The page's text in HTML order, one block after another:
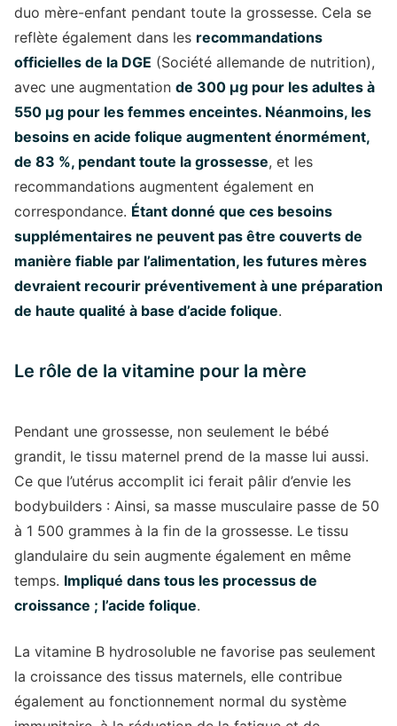
duo mère-enfant pendant toute la grossesse. Cela se
reflète également dans les recommandations
officielles de la DGE (Société allemande de nutrition),
avec une augmentation de 300 µg pour les adultes à
550 µg pour les femmes enceintes. Néanmoins, les
besoins en acide folique augmentent énormément,
de 83 %, pendant toute la grossesse, et les
recommandations augmentent également en
correspondance. Étant donné que ces besoins
supplémentaires ne peuvent pas être couverts de
manière fiable par l’alimentation, les futures mères
devraient recourir préventivement à une préparation
de haute qualité à base d’acide folique.
Le rôle de la vitamine pour la mère
Pendant une grossesse, non seulement le bébé
grandit, le tissu maternel prend de la masse lui aussi.
Ce que l’utérus accomplit ici ferait pâlir d’envie les
bodybuilders : Ainsi, sa masse musculaire passe de 50
à 1 500 grammes à la fin de la grossesse. Le tissu
glandulaire du sein augmente également en même
temps. Impliqué dans tous les processus de
croissance ; l’acide folique.
La vitamine B hydrosoluble ne favorise pas seulement
la croissance des tissus maternels, elle contribue
également au fonctionnement normal du système